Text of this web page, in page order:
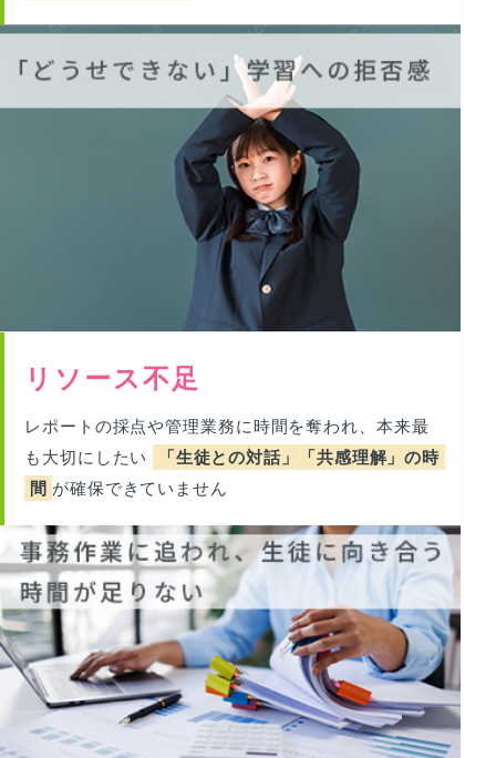
リソース不足
レポートの採点や管理業務に時間を奪われ、本来最
も大切にしたい
「生徒との対話」「共感理解」の時
間 が確保できていません